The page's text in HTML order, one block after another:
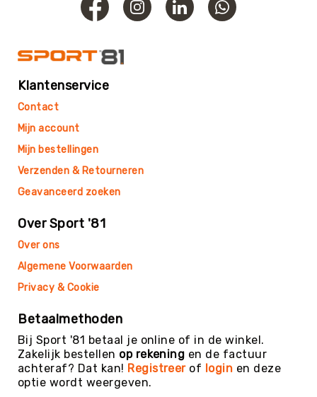
Speedbadminton
Squash
Tafeltennis
Tchoukbal
Tchoukbal
Ballen
Tennis
Trefbal
Trendsporten
Turnen
/
Gymnastiek
Vechtsport
&
Zelfverdediging
Klantenservice
Contact
Mijn account
Mijn bestellingen
Verzenden & Retourneren
Geavanceerd zoeken
Over Sport '81
Over ons
Algemene Voorwaarden
Privacy & Cookie
Betaalmethoden
Bij Sport '81 betaal je online of in de winkel.
Zakelijk bestellen op rekening en de factuur
achteraf? Dat kan! Registreerof login en deze
optie wordt weergeven.